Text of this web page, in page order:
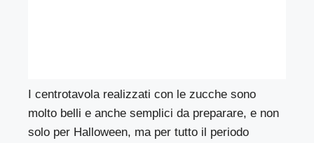
I centrotavola realizzati con le zucche sono
molto belli e anche semplici da preparare, e non
solo per Halloween, ma per tutto il periodo